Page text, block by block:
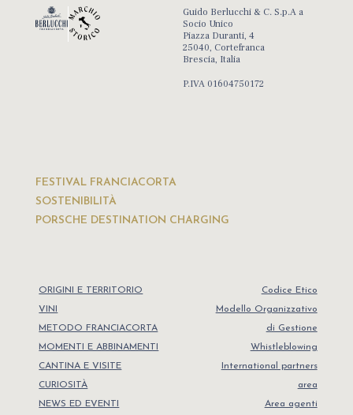
Guido Berlucchi & C. S.p.A a
Socio Unico
Piazza Duranti, 4
25040, Cortefranca
Brescia, Italia
P.IVA 01604750172
FESTIVAL FRANCIACORTA
SOSTENIBILITÀ
PORSCHE DESTINATION CHARGING
ORIGINI E TERRITORIO
VINI
METODO FRANCIACORTA
MOMENTI E ABBINAMENTI
CANTINA E VISITE
CURIOSITÀ
NEWS ED EVENTI
Codice Etico
Modello Organizzativo
di Gestione
Whistleblowing
International partners
area
Area agenti